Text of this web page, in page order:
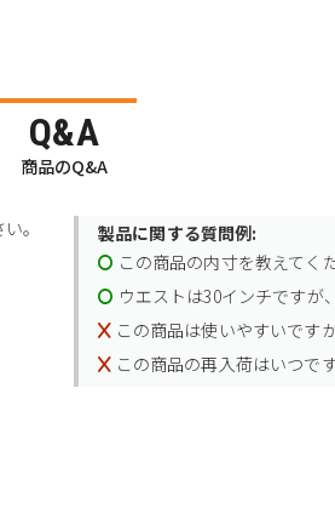
Q&A
商品のQ&A
。
製品に関する質問例:
この商品の内寸を教えてく
ウエストは30インチですが
この商品は使いやすいです
この商品の再入荷はいつで